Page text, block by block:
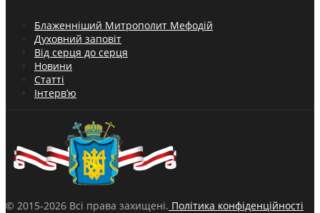
Блаженніший Митрополит Мефодій
Духовний заповіт
Від серця до серця
Новини
Статті
Інтерв’ю
© 2015-2026 Всі права захищені. Політика конфіденційності